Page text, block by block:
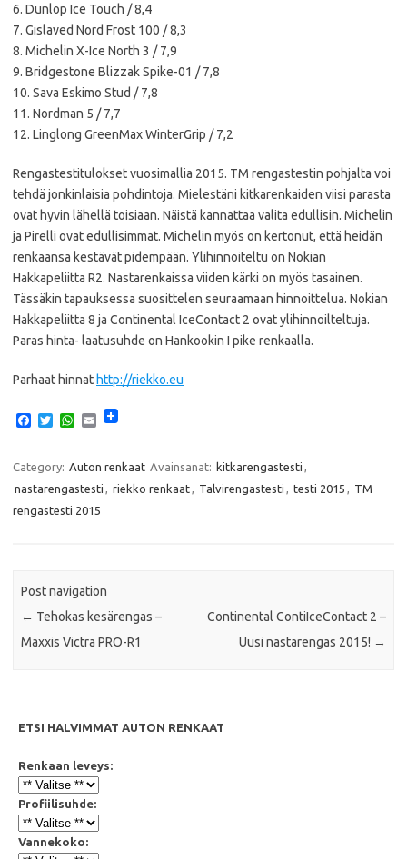
6. Dunlop Ice Touch / 8,4
7. Gislaved Nord Frost 100 / 8,3
8. Michelin X-Ice North 3 / 7,9
9. Bridgestone Blizzak Spike-01 / 7,8
10. Sava Eskimo Stud / 7,8
11. Nordman 5 / 7,7
12. Linglong GreenMax WinterGrip / 7,2
Rengastestitulokset vuosimallia 2015. TM rengastestin pohjalta voi
tehdä jonkinlaisia pohdintoja. Mielestäni kitkarenkaiden viisi parasta
ovat hyvin lähellä toisiaan. Näistä kannattaa valita edullisin. Michelin
ja Pirelli ovat edullisimmat. Michelin myös on kertonut, että heidän
renkaansa kestävät pidempään. Ylihinnoiteltu on Nokian
Hakkapeliitta R2. Nastarenkaissa viiden kärki on myös tasainen.
Tässäkin tapauksessa suosittelen seuraamaan hinnoittelua. Nokian
Hakkapeliitta 8 ja Continental IceContact 2 ovat ylihinnoilteltuja.
Paras hinta- laatusuhde on Hankookin I pike renkaalla.
Parhaat hinnat http://riekko.eu
e
b
o
o
k
T
t
t
e
r
W
t
A
p
E
i
Category: Auton renkaat Avainsanat: kitkarengastesti
nastarengastesti
riekko renkaat Talvirengastesti testi 2015
TM
rengastesti 2015
Post navigation
← Tehokas kesärengas –
Maxxis Victra PRO-R1
Continental ContiIceContact 2 –
Uusi nastarengas 2015! →
ETSI HALVIMMAT AUTON RENKAAT
Renkaan leveys:
Profiilisuhde:
Vannekoko: